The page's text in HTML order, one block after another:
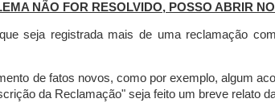
NÃO FOR RESOLVIDO, POSSO ABRIR
seja registrada mais de uma reclamação
de fatos novos, como por exemplo, algum
da Reclamação" seja feito um breve relato